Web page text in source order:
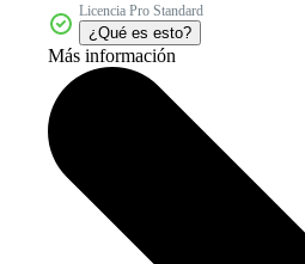
Licencia Pro Standard
¿Qué es esto?
Más información